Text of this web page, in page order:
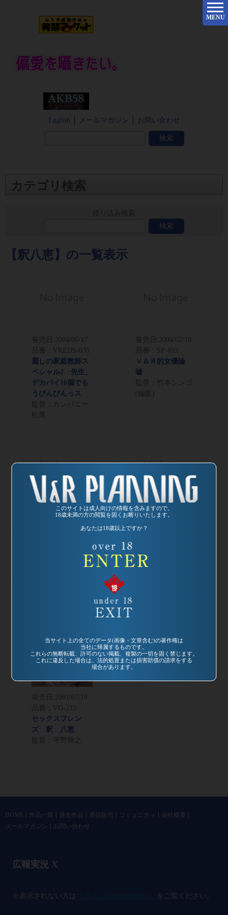
このサイトは成人向けの情報を含みますので、
18歳未満の方の閲覧を固くお断りいたします。
あなたは18歳以上ですか？
当サイト上の全てのデータ(画像・文章含む)の著作権は
当社に帰属するものです。
これらの無断転載、許可のない掲載、複製の一切を固く禁じます。
これに違反した場合は、法的処置または損害賠償の請求をする
場合があります。
English メールマガジン お問い合わせ
MENU
カテゴリ検索
【釈八恵】の一覧表示
発売日: 2004/06/17
品番：VREDS-035
麗しの家庭教師ス
ペシャル2 先生、
デカパイ16個でも
うびんびんっス
監督：カンパニー
松尾
発売日: 2004/02/18
品番：SP-693
Ｖ＆Ｒ的女優論
嘘
監督：竹本シンゴ
(編集)
2002/08/21
品番：DVDVR-
発売日:2002/07/21
品番：DVDVR-
1027
松尾
発売日:
2001/07/18
品番：VO-215
セックスフレン
ズ 釈 八恵
監督：平野勝之
HOME 作品一覧 過去作品 通信販売 コミュニティ
会社概要
メールマガジン
お問い合わせ
広報実況 X
※表示されない方は をご覧ください。